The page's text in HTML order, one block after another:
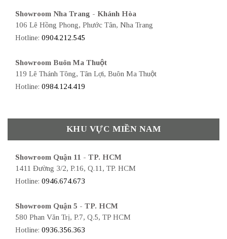
Showroom Nha Trang - Khánh Hòa
106 Lê Hồng Phong, Phước Tân, Nha Trang
Hotline: 0904.212.545
Showroom Buôn Ma Thuột
119 Lê Thánh Tông, Tân Lợi, Buôn Ma Thuột
Hotline: 0984.124.419
KHU VỰC MIỀN NAM
Showroom Quận 11 - TP. HCM
1411 Đường 3/2, P.16, Q.11, TP. HCM
Hotline: 0946.674.673
Showroom Quận 5 - TP. HCM
580 Phan Văn Trị, P.7, Q.5, TP HCM
Hotline: 0936.356.363